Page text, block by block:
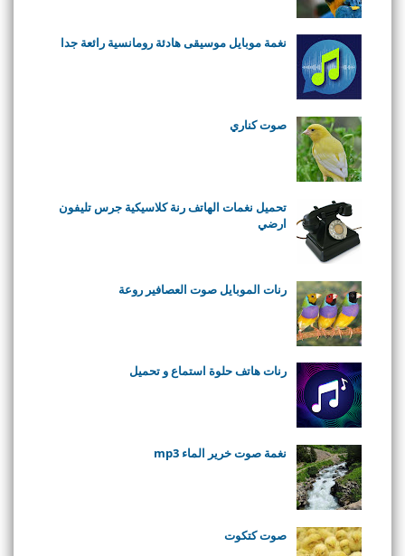
نغمة موبايل موسيقى هادئة رومانسية رائعة جدا
صوت كناري
تحميل نغمات الهاتف رنة كلاسيكية جرس تليفون
ارضي
رنات الموبايل صوت العصافير روعة
رنات هاتف حلوة استماع و تحميل
نغمة صوت خرير الماء mp3
صوت كتكوت